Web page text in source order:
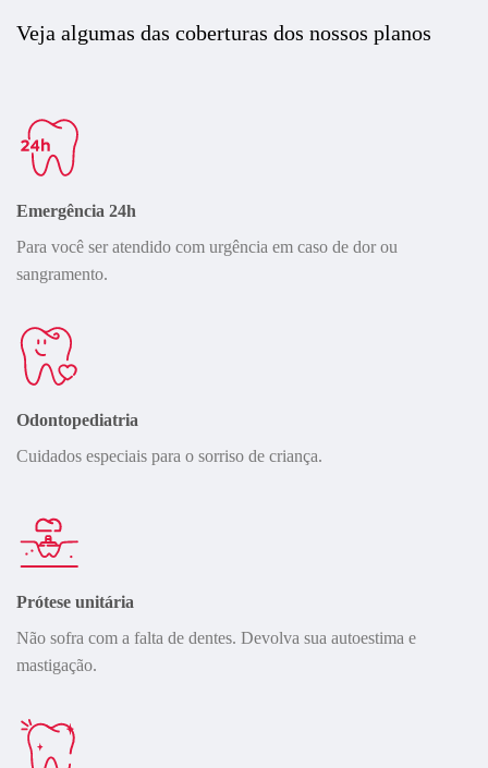
Veja algumas das coberturas dos nossos planos
Emergência 24h
Para você ser atendido com urgência em caso de dor ou
sangramento.
Odontopediatria
Cuidados especiais para o sorriso de criança.
Prótese unitária
Não sofra com a falta de dentes. Devolva sua autoestima e
mastigação.